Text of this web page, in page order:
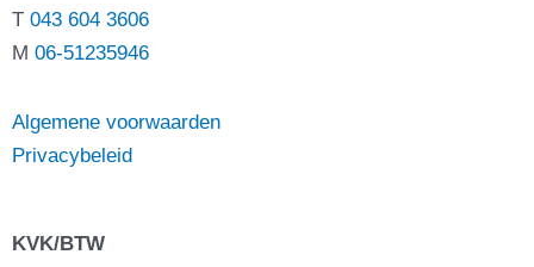
T 043 604 3606
M 06-51235946
Algemene voorwaarden
Privacybeleid
KVK/BTW